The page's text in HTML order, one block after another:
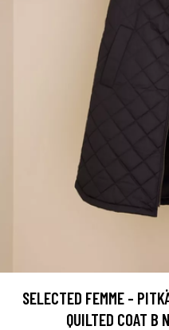
SELECTED FEMME -
QUILTED COAT B